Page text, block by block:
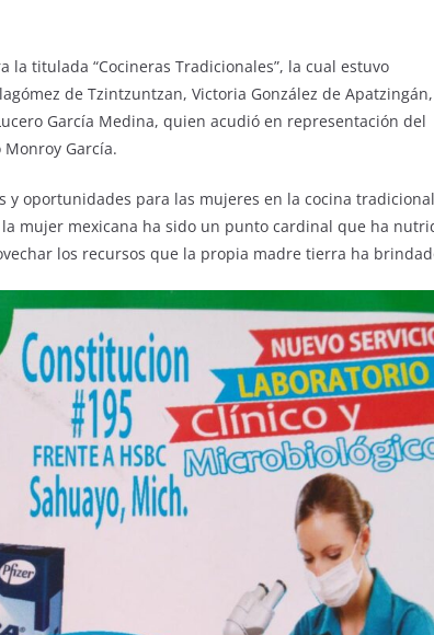
titulada “Cocineras Tradicionales”, la cual estuvo
de Tzintzuntzan, Victoria González de
García Medina, quien acudió en representación del
García.
y oportunidades para las mujeres en la cocina
mujer mexicana ha sido un punto cardinal que ha
los recursos que la propia madre tierra ha